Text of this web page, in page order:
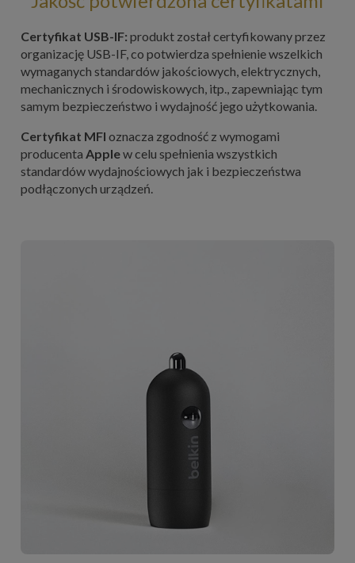
Certyfikat USB-IF: produkt został certyfikowany przez
organizację USB-IF, co potwierdza spełnienie wszelkich
wymaganych standardów jakościowych, elektrycznych,
mechanicznych i środowiskowych, itp., zapewniając tym
samym bezpieczeństwo i wydajność jego użytkowania.
Certyfikat MFI oznacza zgodność z wymogami
producenta Applew celu spełnienia wszystkich
standardów wydajnościowych jak i bezpieczeństwa
podłączonych urządzeń.